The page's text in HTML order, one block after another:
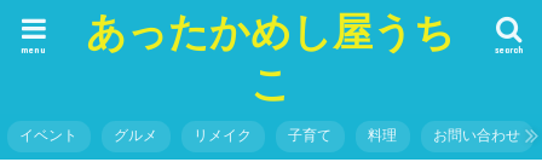
あったかめし屋うち
こ
search
menu
イベント グルメ リメイク 子育て 料理 お問い合わせ